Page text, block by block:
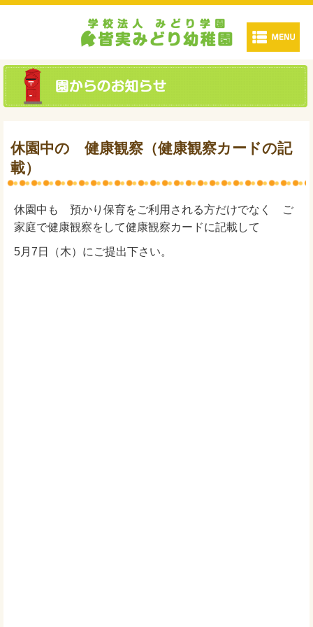
休園中の 健康観察（健康観察カードの記
載）
休園中も 預かり保育をご利用される方だけでなく ご
家庭で健康観察をして健康観察カードに記載して
5月7日（木）にご提出下さい。